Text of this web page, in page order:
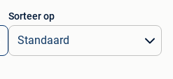
Sorteer op